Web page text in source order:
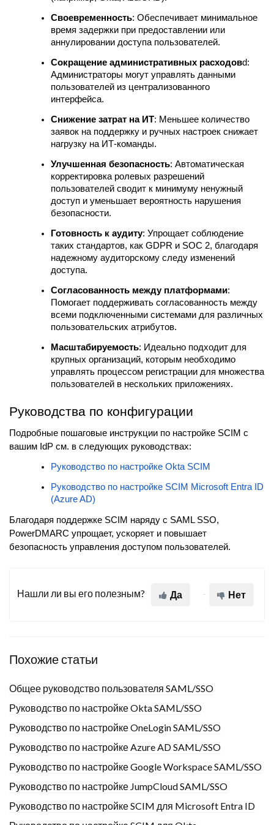
Своевременность: Обеспечивает минимальное
время задержки при предоставлении или
аннулировании доступа пользователей.
Сокращение административных расходовd:
Администраторы могут управлять данными
пользователей из централизованного
интерфейса.
Снижение затрат на ИТ: Меньшее количество
заявок на поддержку и ручных настроек снижает
нагрузку на ИТ-команды.
Улучшенная безопасность: Автоматическая
корректировка ролевых разрешений
пользователей сводит к минимуму ненужный
доступ и уменьшает вероятность нарушения
безопасности.
Готовность к аудиту: Упрощает соблюдение
таких стандартов, как GDPR и SOC 2, благодаря
надежному аудиторскому следу изменений
доступа.
Согласованность между платформами:
Помогает поддерживать согласованность между
всеми подключенными системами для различных
пользовательских атрибутов.
Масштабируемость: Идеально подходит для
крупных организаций, которым необходимо
управлять процессом регистрации для множества
пользователей в нескольких приложениях.
Руководства по конфигурации
Подробные пошаговые инструкции по настройке SCIM с
вашим IdP см. в следующих руководствах:
Руководство по настройке Okta SCIM
Руководство по настройке SCIM Microsoft Entra ID
(Azure AD)
Благодаря поддержке SCIM наряду с SAML SSO,
PowerDMARC упрощает, ускоряет и повышает
безопасность управления доступом пользователей.
Нашли ли вы его полезным? Да Нет
Похожие статьи
Общее руководство пользователя SAML/SSO
Руководство по настройке Okta SAML/SSO
Руководство по настройке OneLogin SAML/SSO
Руководство по настройке Azure AD SAML/SSO
Руководство по настройке Google Workspace SAML/SSO
Руководство по настройке JumpCloud SAML/SSO
Руководство по настройке SCIM для Microsoft Entra ID